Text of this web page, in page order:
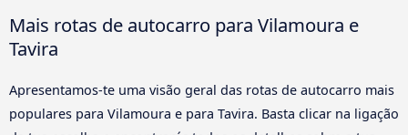
Mais rotas de autocarro para Vilamoura e
Tavira
Apresentamos-te uma visão geral das rotas de autocarro mais
populares para Vilamoura e para Tavira. Basta clicar na ligação